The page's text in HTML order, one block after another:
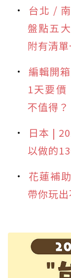
台北 /
盤點五
附有清單
編輯開
1天要價
不值得？
日本 |
以做的
花蓮補
帶你玩